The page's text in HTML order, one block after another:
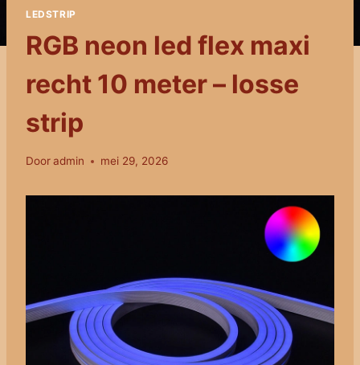
LEDSTRIP
RGB neon led flex maxi
recht 10 meter – losse
strip
Dooradmin mei 29, 2026